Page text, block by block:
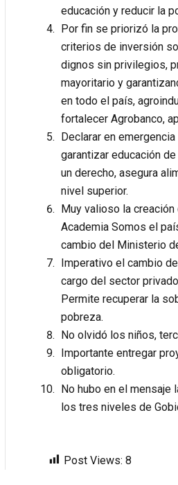
educación y reducir la
Por fin se priorizó la
criterios de inversión
dignos sin privilegios,
mayoritario y
en todo el país,
fortalecer Agrobanco,
Declarar en
garantizar educación
un derecho, asegura
nivel superior.
Muy valioso la
Academia Somos el
cambio del Ministerio
Imperativo el cambio
cargo del sector
Permite recuperar la
pobreza.
No olvidó los niños,
Importante entregar
obligatorio.
No hubo en el mensaje
los tres niveles de
Post Views: 8